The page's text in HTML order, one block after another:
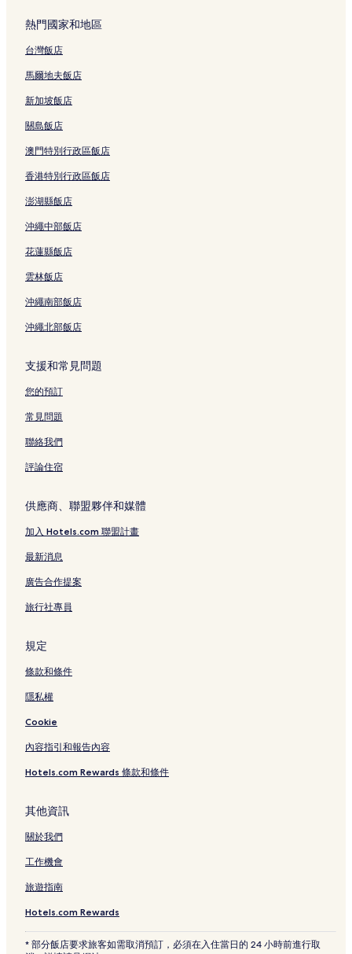
熱門國家和地區
台灣飯店
馬爾地夫飯店
新加坡飯店
關島飯店
澳門特別行政區飯店
香港特別行政區飯店
澎湖縣飯店
沖繩中部飯店
花蓮縣飯店
雲林飯店
沖繩南部飯店
沖繩北部飯店
支援和常見問題
您的預訂
常見問題
聯絡我們
評論住宿
供應商、聯盟夥伴和媒體
加入 Hotels.com 聯盟計畫
最新消息
廣告合作提案
旅行社專員
規定
條款和條件
隱私權
Cookie
內容指引和報告內容
Hotels.com Rewards 條款和條件
其他資訊
關於我們
工作機會
旅遊指南
Hotels.com Rewards
* 部分飯店要求旅客如需取消預訂，必須在入住當日的 24 小時前進行取